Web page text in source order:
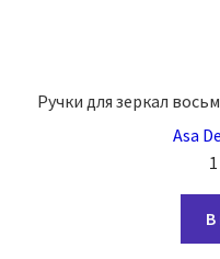
Ручки для зеркал
Asa
В